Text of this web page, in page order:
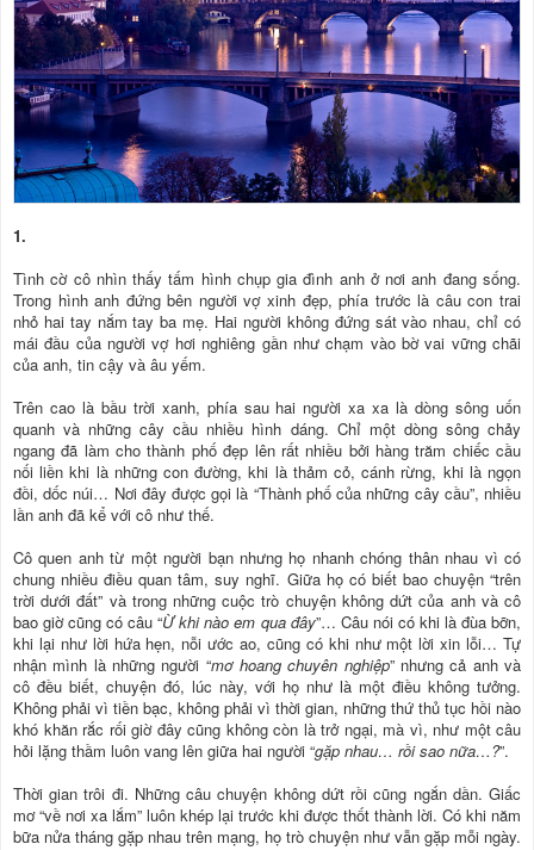
1.
Tình cờ cô nhìn thấy tấm hình chụp gia đình anh ở nơi anh đang sống.
Trong hình anh đứng bên người vợ xinh đẹp, phía trước là câu con trai
nhỏ hai tay nắm tay ba mẹ. Hai người không đứng sát vào nhau, chỉ có
mái đầu của người vợ hơi nghiêng gần như chạm vào bờ vai vững chãi
của anh, tin cậy và âu yếm.
Trên cao là bầu trời xanh, phía sau hai người xa xa là dòng sông uốn
quanh và những cây cầu nhiều hình dáng. Chỉ một dòng sông chảy
ngang đã làm cho thành phố đẹp lên rất nhiều bởi hàng trăm chiếc cầu
nối liền khi là những con đường, khi là thảm cỏ, cánh rừng, khi là ngọn
đồi, dốc núi… Nơi đây được gọi là “Thành phố của những cây cầu”, nhiều
lần anh đã kể với cô như thế.
Cô quen anh từ một người bạn nhưng họ nhanh chóng thân nhau vì có
chung nhiều điều quan tâm, suy nghĩ. Giữa họ có biết bao chuyện “trên
trời dưới đất” và trong những cuộc trò chuyện không dứt của anh và cô
bao giờ cũng có câu “Ừ khi nào em qua đây”… Câu nói có khi là đùa bỡn,
khi lại như lời hứa hẹn, nỗi ước ao, cũng có khi như một lời xin lỗi… Tự
nhận mình là những người “mơ hoang chuyên nghiệp” nhưng cả anh và
cô đều biết, chuyện đó, lúc này, với họ như là một điều không tưởng.
Không phải vì tiền bạc, không phải vì thời gian, những thứ thủ tục hồi nào
khó khăn rắc rối giờ đây cũng không còn là trở ngại, mà vì, như một câu
hỏi lặng thầm luôn vang lên giữa hai người “gặp nhau… rồi sao nữa…?”.
Thời gian trôi đi. Những câu chuyện không dứt rồi cũng ngắn dần. Giấc
mơ “về nơi xa lắm” luôn khép lại trước khi được thốt thành lời. Có khi năm
bữa nửa tháng gặp nhau trên mạng, họ trò chuyện như vẫn gặp mỗi ngày.